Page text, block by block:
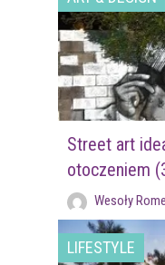
Street art
otoczeniem
Wesoły
LIFESTYLE